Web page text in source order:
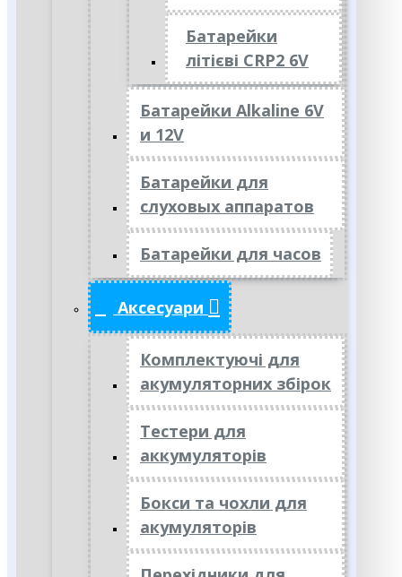
Батарейки
літієві CRP2 6V
Батарейки Alkaline 6V
и 12V
Батарейки для
слуховых аппаратов
Батарейки для часов
Аксесуари
Комплектуючі для
акумуляторних збірок
Тестери для
аккумуляторів
Бокси та чохли для
акумуляторів